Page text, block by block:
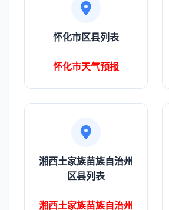
怀化市区县列表
怀化市天气预报
湘西土家族苗族自治州
区县列表
湘西土家族苗族自治州